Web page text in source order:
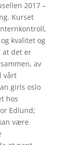
2017 –
Kurset
kvalitet og
at det er
av
vårt
girls oslo
hos
Edlund;
være